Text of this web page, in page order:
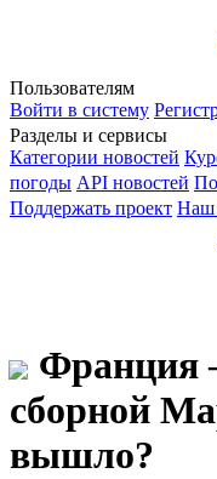
Пользователям
Войти в систему
Разделы и сервисы
Категории новостей
погоды API новостей
Поддержать проект Наш
Франция
сборной
вышло?